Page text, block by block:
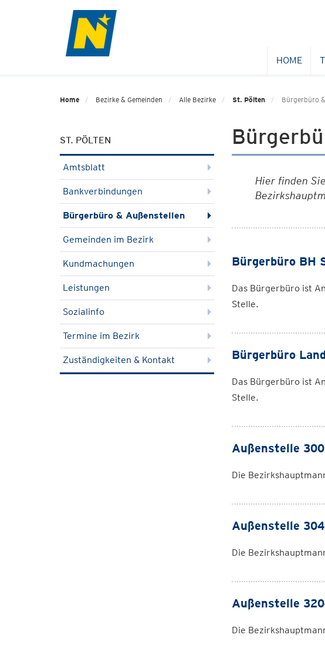
HOME
Home Bezirke & Gemeinden Alle Bezirke St. Pölten Bürgerbüro
ST. PÖLTEN
Amtsblatt
Bankverbindungen
Bürgerbüro & Außenstellen
Gemeinden im Bezirk
Kundmachungen
Leistungen
Sozialinfo
Termine im Bezirk
Zuständigkeiten & Kontakt
Hier finden
Bürgerbüro BH
Das Bürgerbüro ist
Stelle.
Bürgerbüro
Das Bürgerbüro ist
Stelle.
Außenstelle
Die
Außenstelle
Die
Außenstelle
Die